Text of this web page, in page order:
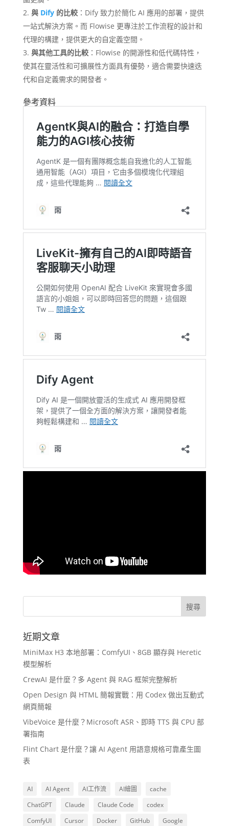
與 Dify 的比較：Dify 致力於簡化 AI 應用的部署，提供
一站式解決方案。而 Flowise 更專注於工作流程的設計和
代理的構建，提供更大的自定義空間。
與其他工具的比較：Flowise 的開源性和低代碼特性，
使其在靈活性和可擴展性方面具有優勢，適合需要快速迭
代和自定義需求的開發者。
參考資料
近期文章
MiniMax H3 本地部署：ComfyUI、8GB 顯存與 Heretic
模型解析
CrewAI 是什麼？多 Agent 與 RAG 框架完整解析
Open Design 與 HTML 簡報實戰：用 Codex 做出互動式
網頁簡報
VibeVoice 是什麼？Microsoft ASR、即時 TTS 與 CPU 部
署指南
Flint Chart 是什麼？讓 AI Agent 用語意規格可靠產生圖
表
AI AI Agent AI工作流 AI繪圖
cache
ChatGPT
Claude Claude Code
codex
ComfyUI
Cursor Docker GitHub Google